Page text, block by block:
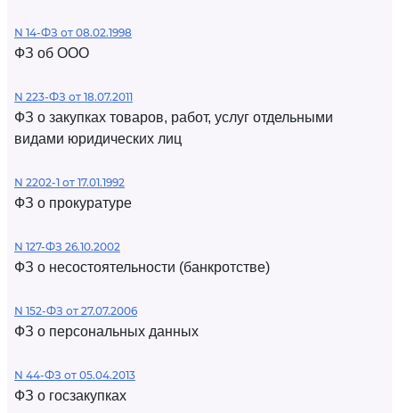
N 14-ФЗ от 08.02.1998
ФЗ об ООО
N 223-ФЗ от 18.07.2011
ФЗ о закупках товаров, работ, услуг отдельными
видами юридических лиц
N 2202-1 от 17.01.1992
ФЗ о прокуратуре
N 127-ФЗ 26.10.2002
ФЗ о несостоятельности (банкротстве)
N 152-ФЗ от 27.07.2006
ФЗ о персональных данных
N 44-ФЗ от 05.04.2013
ФЗ о госзакупках